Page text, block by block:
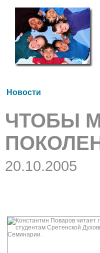
Новости
ЧТОБЫ
20.10.2005